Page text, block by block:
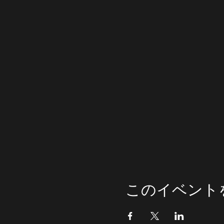
このイベン